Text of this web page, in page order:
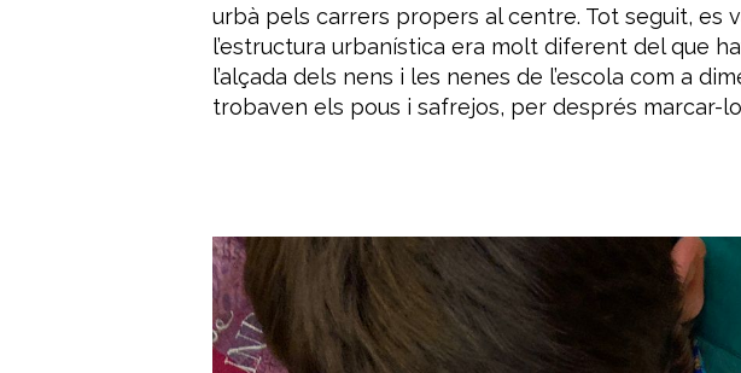
urbà pels carrers propers al centre. Tot seguit, es
l’estructura urbanística era molt diferent del que
l’alçada dels nens i les nenes de l’escola com a
trobaven els pous i safrejos, per després marcar-